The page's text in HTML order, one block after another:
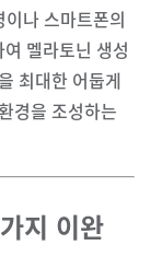
나 스마트폰의
멜라토닌 생성
최대한 어둡게
경을 조성하는
지 이완